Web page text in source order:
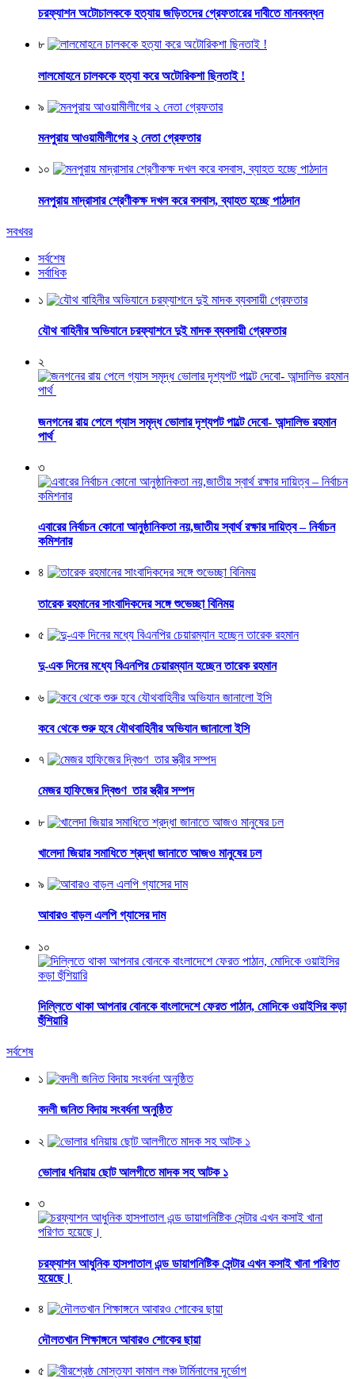
চরফ্যাশন অটোচালককে হত্যায় জড়িতদের গ্রেফতারের দাবীতে মানববন্ধন
৮
লালমোহনে চালককে হত্যা করে অটোরিকশা ছিনতাই !
৯
মনপুরায় আওয়ামীলীগের ২ নেতা গ্রেফতার
১০
মনপুরায় মাদ্রাসার শ্রেণীকক্ষ দখল করে বসবাস, ব্যাহত হচ্ছে পাঠদান
সবখবর
সর্বশেষ
সর্বাধিক
১
যৌথ বাহিনীর অভিযানে চরফ্যাশনে দুই মাদক ব্যবসায়ী গ্রেফতার
২
জনগনের রায় পেলে গ্যাস সমৃদ্ধ ভোলার দৃশ্যপট পাল্টে দেবো- আন্দালিভ রহমান
পার্থ
৩
এবারের নির্বাচন কোনো আনুষ্ঠানিকতা নয়,জাতীয় স্বার্থ রক্ষার দায়িত্ব – নির্বাচন
কমিশনার
৪
তারেক রহমানের সাংবাদিকদের সঙ্গে শুভেচ্ছা বিনিময়
৫
দু-এক দিনের মধ্যে বিএনপির চেয়ারম্যান হচ্ছেন তারেক রহমান
৬
কবে থেকে শুরু হবে যৌথবাহিনীর অভিযান জানালো ইসি
৭
মেজর হাফিজের দ্বিগুণ তার স্ত্রীর সম্পদ
৮
খালেদা জিয়ার সমাধিতে শ্রদ্ধা জানাতে আজও মানুষের ঢল
৯
আবারও বাড়ল এলপি গ্যাসের দাম
১০
দিল্লিতে থাকা আপনার বোনকে বাংলাদেশে ফেরত পাঠান, মোদিকে ওয়াইসির কড়া
হুঁশিয়ারি
সর্বশেষ
১
বদলী জনিত বিদায় সংবর্ধনা অনুষ্ঠিত
২
ভোলার ধনিয়ায় ছোট আলগীতে মাদক সহ আটক ১
৩
চরফ্যাশন আধুনিক হাসপাতাল এন্ড ডায়াগনিষ্টিক সেন্টার এখন কসাই খানা পরিণত
হয়েছে।
৪
দৌলতখান শিক্ষাঙ্গনে আবারও শোকের ছায়া
৫